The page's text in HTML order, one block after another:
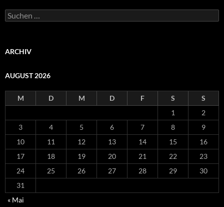
Suchen
nach:
ARCHIV
AUGUST 2026
M D M D F S
S
1
2
3
4 5 6 7 8
9
10
11 12 13 14 15
16
17
18 19 20 21 22
23
24
25 26 27 28 29
30
31
« Mai